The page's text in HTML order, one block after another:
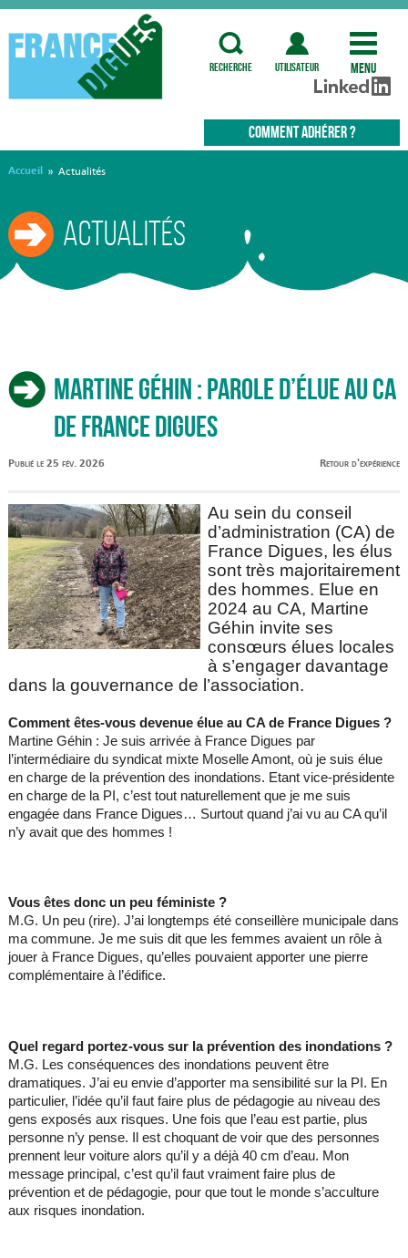
recherche utilisateur Menu
COMMENT ADHÉRER ?
Accueil » Actualités
Actualités
Martine Géhin : parole d’élue au CA
de France Digues
Publié le 25 fév. 2026 Retour d'expérience
Au sein du conseil
d’administration (CA) de
France Digues, les élus
sont très majoritairement
des hommes. Elue en
2024 au CA, Martine
Géhin invite ses
consœurs élues locales
à s’engager davantage
dans la gouvernance de l’association.
Comment êtes-vous devenue élue au CA de France Digues ?
Martine Géhin : Je suis arrivée à France Digues par
l’intermédiaire du syndicat mixte Moselle Amont, où je suis élue
en charge de la prévention des inondations. Etant vice-présidente
en charge de la PI, c’est tout naturellement que je me suis
engagée dans France Digues… Surtout quand j’ai vu au CA qu’il
n’y avait que des hommes !
Vous êtes donc un peu féministe ?
M.G. Un peu (rire). J’ai longtemps été conseillère municipale dans
ma commune. Je me suis dit que les femmes avaient un rôle à
jouer à France Digues, qu’elles pouvaient apporter une pierre
complémentaire à l’édifice.
Quel regard portez-vous sur la prévention des inondations ?
M.G. Les conséquences des inondations peuvent être
dramatiques. J’ai eu envie d’apporter ma sensibilité sur la PI. En
particulier, l’idée qu’il faut faire plus de pédagogie au niveau des
gens exposés aux risques. Une fois que l’eau est partie, plus
personne n’y pense. Il est choquant de voir que des personnes
prennent leur voiture alors qu’il y a déjà 40 cm d’eau. Mon
message principal, c’est qu’il faut vraiment faire plus de
prévention et de pédagogie, pour que tout le monde s’acculture
aux risques inondation.